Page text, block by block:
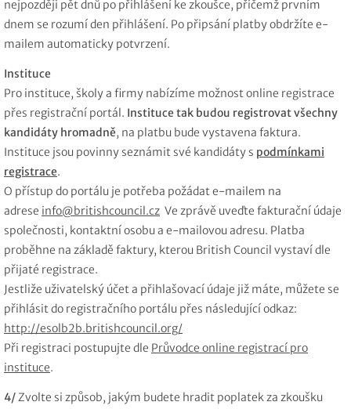
nejpozději pět dnů po přihlášení ke zkoušce, přičemž prvním
dnem se rozumí den přihlášení. Po připsání platby obdržíte e-
mailem automaticky potvrzení.
Instituce
Pro instituce, školy a firmy nabízíme možnost online registrace
přes registrační portál. Instituce tak budou registrovat všechny
kandidáty hromadně, na platbu bude vystavena faktura.
Instituce jsou povinny seznámit své kandidáty s podmínkami
registrace.
O přístup do portálu je potřeba požádat e-mailem na
adrese info@britishcouncil.cz Ve zprávě uveďte fakturační údaje
společnosti, kontaktní osobu a e-mailovou adresu. Platba
proběhne na základě faktury, kterou British Council vystaví dle
přijaté registrace.
Jestliže uživatelský účet a přihlašovací údaje již máte, můžete se
přihlásit do registračního portálu přes následující odkaz:
http://esolb2b.britishcouncil.org/
Při registraci postupujte dle Průvodce online registrací pro
instituce.
4/Zvolte si způsob, jakým budete hradit poplatek za zkoušku